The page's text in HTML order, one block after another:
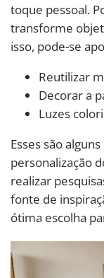
toque pessoal.
transforme
isso, pode-se
Reutilizar
Decorar a
Luzes
Esses são
personalização
realizar
fonte de
ótima escolha